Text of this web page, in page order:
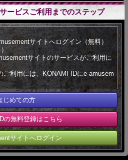
ービスご利用までのステップ
サイトへログイン（無料）
サイトのサービスがご利用に
利用には、KONAMI IDにe-amusem
じめての方
の無料登録はこちら
サイトへログイン